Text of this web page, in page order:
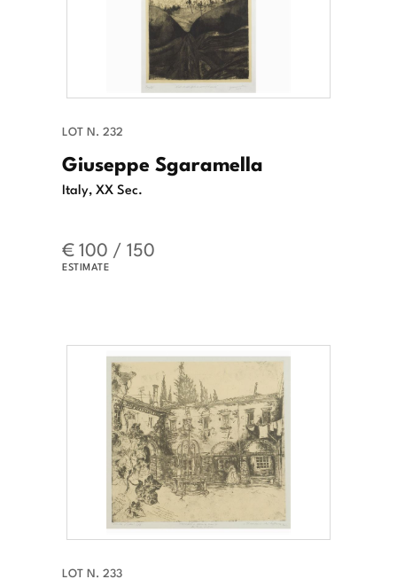
LOT N. 232
Giuseppe Sgaramella
Italy, XX Sec.
€ 100 / 150
ESTIMATE
LOT N. 233